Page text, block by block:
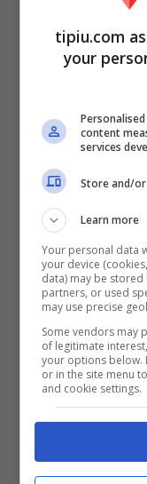
Non sono
tipiu.com
your
content
services
Store and/
Learn more
Your personal data
your device
data) may be
partners, or used
may use precise
Some vendors may
of legitimate
your options below.
or in the site menu
and cookie settings.